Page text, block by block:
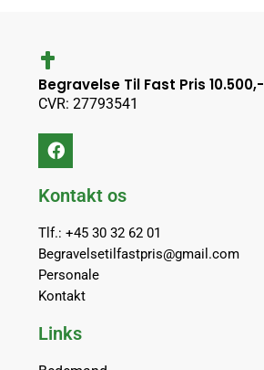
Begravelse Til Fast Pris 10.500,-
CVR: 27793541
Kontakt os
Tlf.: +45 30 32 62 01
Begravelsetilfastpris@gmail.com
Personale
Kontakt
Links